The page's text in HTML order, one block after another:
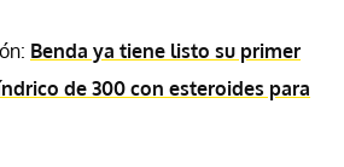
Benda ya tiene listo su primer
de 300 con esteroides para